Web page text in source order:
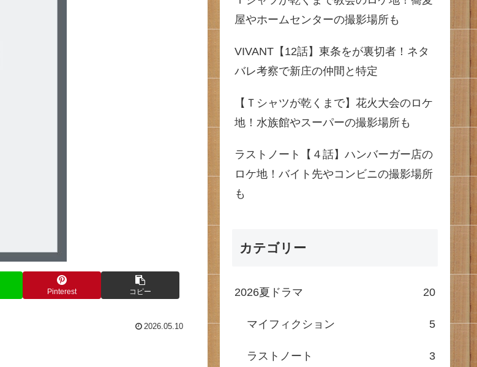
Pinterest コピー
2026.05.10
屋やホームセンターの撮影場所も
VIVANT【12話】東条をが裏切者！ネタ
バレ考察で新庄の仲間と特定
【Ｔシャツが乾くまで】花火大会のロケ
地！水族館やスーパーの撮影場所も
ラストノート【４話】ハンバーガー店の
ロケ地！バイト先やコンビニの撮影場所
も
カテゴリー
2026夏ドラマ 20
マイフィクション 5
ラストノート 3